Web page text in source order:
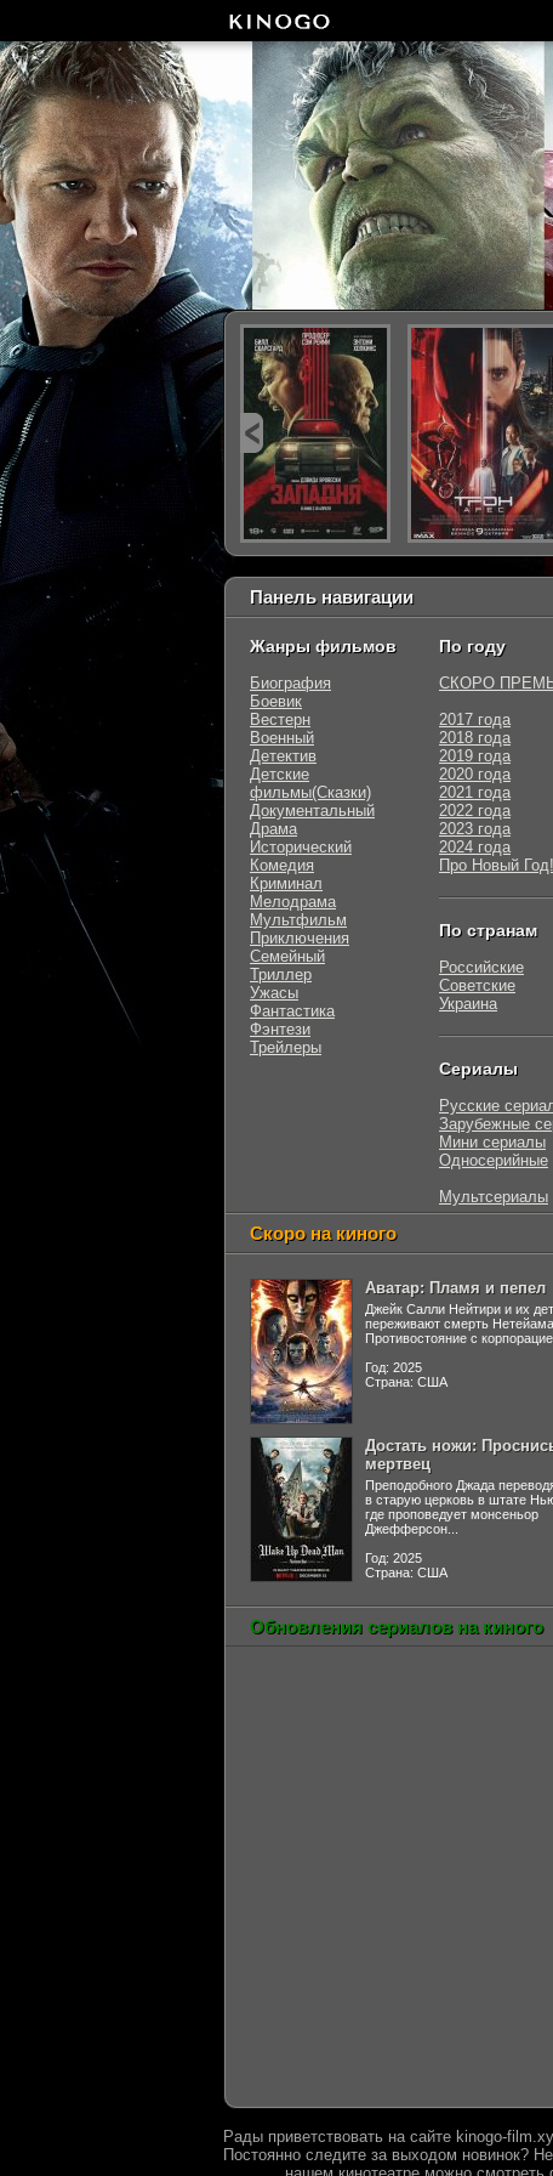
Панель навигации
Жанры фильмов
Биография
Боевик
Вестерн
Военный
Детектив
Детские
фильмы(Сказки)
Документальный
Драма
Исторический
Комедия
Криминал
Мелодрама
Мультфильм
Приключения
Семейный
Триллер
Ужасы
Фантастика
Фэнтези
Трейлеры
По году
СКОРО
2017 года
2018 года
2019 года
2020 года
2021 года
2022 года
2023 года
2024 года
Про Новый Год!
По странам
Российские
Советские
Украина
Сериалы
Русские
Зарубежные
Мини сериалы
Односерийные
Мультсериалы
Скоро на киного
Аватар: Пламя и пепел
Джейк Салли Нейтири и их
переживают смерть Нетейама
Противостояние с
Год: 2025
Страна: США
Достать ножи:
мертвец
Преподобного Джада
в старую церковь в штате
где проповедует монсеньор
Джефферсон...
Год: 2025
Страна: США
Обновления сериалов на киного
Рады приветствовать на сайте kinogo-
Постоянно следите за выходом новинок?